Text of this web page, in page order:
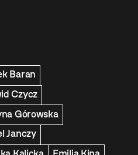
Baran
Czycz
Górowska
Janczy